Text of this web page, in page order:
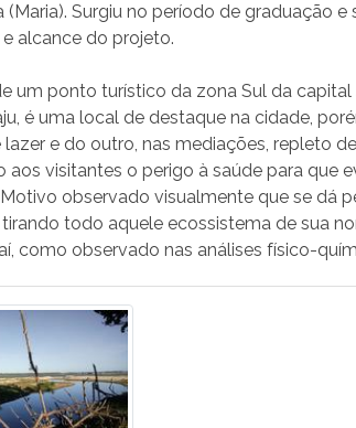
Surgiu no período de graduação
alcance do projeto.
um ponto turístico da zona Sul da
é uma local de destaque na cidade,
e do outro, nas mediações, repleto
aos visitantes o perigo à saúde para
observado visualmente que se dá
todo aquele ecossistema de sua
como observado nas análises físico-